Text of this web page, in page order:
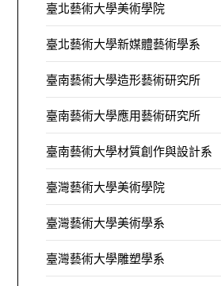
臺北藝術大學美術學院
臺北藝術大學新媒體藝術學系
臺南藝術大學造形藝術研究所
臺南藝術大學應用藝術研究所
臺南藝術大學材質創作與設計系
臺灣藝術大學美術學院
臺灣藝術大學美術學系
臺灣藝術大學雕塑學系